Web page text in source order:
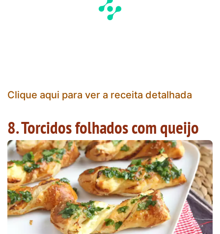
Clique aqui para ver a receita detalhada
8. Torcidos folhados com queijo